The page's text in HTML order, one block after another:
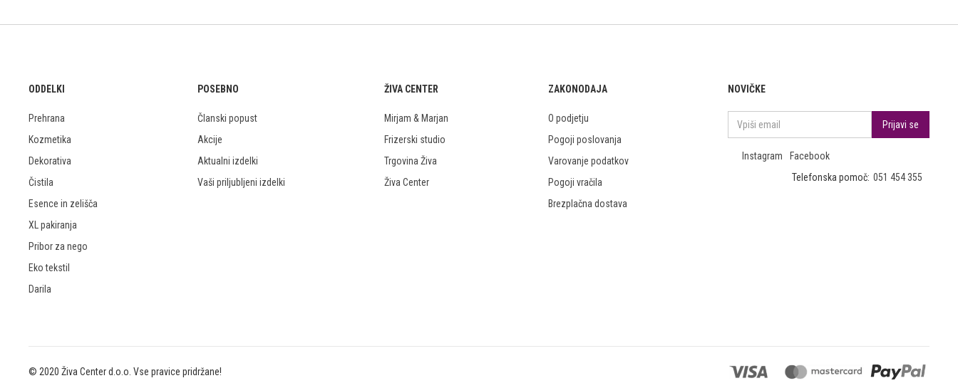
ODDELKI
Prehrana
Kozmetika
Dekorativa
Čistila
Esence in zelišča
XL pakiranja
Pribor za nego
Eko tekstil
Darila
POSEBNO
Članski popust
Akcije
Aktualni izdelki
Vaši priljubljeni izdelki
ŽIVA CENTER
Mirjam & Marjan
Frizerski studio
Trgovina Živa
Živa Center
ZAKONODAJA
O podjetju
Pogoji poslovanja
Varovanje podatkov
Pogoji vračila
Brezplačna dostava
NOVIČKE
Instagram
Facebook
Telefonska pomoč: 051 454 355
© 2020 Živa Center d.o.o. Vse pravice pridržane!